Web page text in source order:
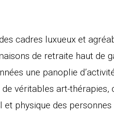
cadres luxueux et
de retraite haut de
une panoplie
de véritables art-
physique des personnes